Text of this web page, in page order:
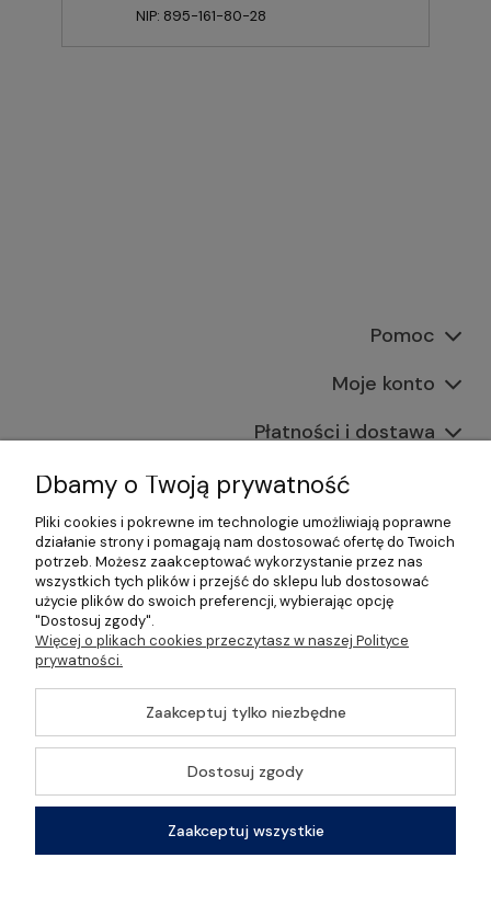
NIP: 895-161-80-28
Pomoc
Moje konto
Płatności i dostawa
Informacje
O nas
©2026 Wszelkie Prawa Zastrzeżone | Gastrosklep |
Wyposażenie gastronomii, restauracji oraz barów
Szablon Master byEcommercy
Pokaż pełną wersję strony
Sklep internetowy Shoper Premium
Dbamy o Twoją prywatność
Pliki cookies i pokrewne im technologie umożliwiają poprawne
działanie strony i pomagają nam dostosować ofertę do Twoich
potrzeb. Możesz zaakceptować wykorzystanie przez nas
wszystkich tych plików i przejść do sklepu lub dostosować
użycie plików do swoich preferencji, wybierając opcję
"Dostosuj zgody".
Więcej o plikach cookies przeczytasz w naszej Polityce
prywatności.
Zaakceptuj tylko niezbędne
Dostosuj zgody
Zaakceptuj wszystkie